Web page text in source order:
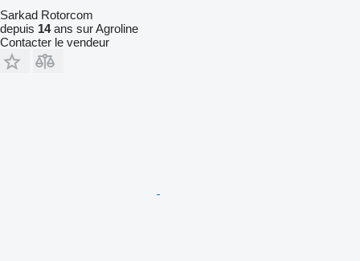
Sarkad Rotorcom
depuis 14ans sur Agroline
Contacter le vendeur